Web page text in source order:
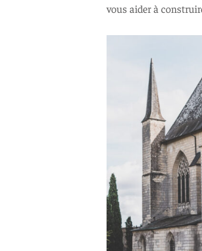
vous aider à